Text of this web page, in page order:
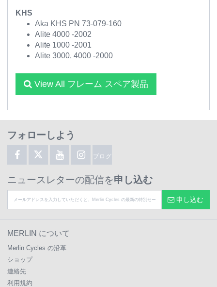
KHS
Aka KHS PN 73-079-160
Alite 4000 -2002
Alite 1000 -2001
Alite 3000, 4000 -2000
View All フレーム スペア製品
フォローしよう
ブログ
ニュースレターの配信を申し込む
申し込む
MERLIN について
Merlin Cycles の沿革
ショップ
連絡先
利用規約